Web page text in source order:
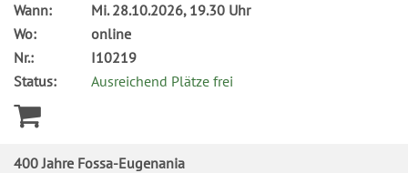
Wann:
Mi.28.10.2026, 19.30 Uhr
Wo:
online
Nr.:
I10219
Status:
Ausreichend Plätze frei
400 Jahre Fossa-Eugenania